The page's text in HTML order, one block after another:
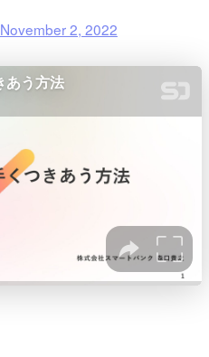
November 2, 2022